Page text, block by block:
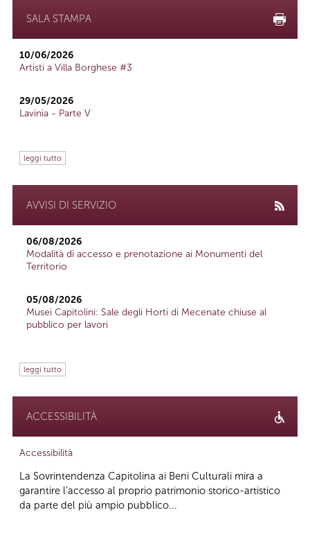
SALA STAMPA
10/06/2026
Artisti a Villa Borghese #3
29/05/2026
Lavinia - Parte V
leggi tutto
AVVISI DI SERVIZIO
06/08/2026
Modalità di accesso e prenotazione ai Monumenti del
Territorio
05/08/2026
Musei Capitolini: Sale degli Horti di Mecenate chiuse al
pubblico per lavori
leggi tutto
ACCESSIBILITÀ
Accessibilità
La Sovrintendenza Capitolina ai Beni Culturali mira a
garantire l’accesso al proprio patrimonio storico-artistico
da parte del più ampio pubblico...